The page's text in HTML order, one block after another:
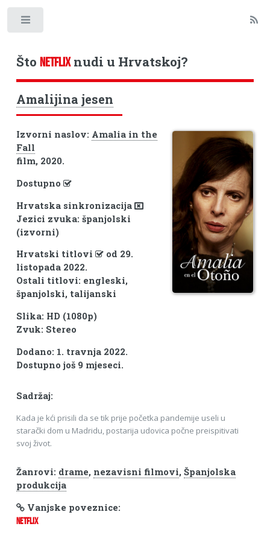
Što NETFLIXnudi u Hrvatskoj?
Amalijina jesen
Izvorni naslov: Amalia in the
Fall
film, 2020.
Dostupno
Hrvatska sinkronizacija
Jezici zvuka: španjolski
(izvorni)
Hrvatski titlovi
od 29.
listopada 2022.
Ostali titlovi: engleski,
španjolski, talijanski
Slika: HD (1080p)
Zvuk: Stereo
Dodano: 1. travnja 2022.
Dostupno još 9 mjeseci.
Sadržaj:
Kada je kći prisili da se tik prije početka pandemije useli u
starački dom u Madridu, postarija udovica počne preispitivati
svoj život.
Žanrovi: drame, nezavisni filmovi, Španjolska
produkcija
Vanjske poveznice:
NETFLIX